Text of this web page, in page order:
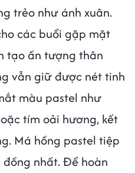
trẻo như ánh xuân.
các buổi gặp mặt
tạo ấn tượng thân
vẫn giữ được nét tinh
màu pastel như
tím oải hương, kết
Má hồng pastel tiệp
nhất. Để hoàn